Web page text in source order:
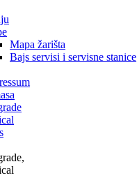
Mapa žarišta
Bajs servisi i servisne stanice